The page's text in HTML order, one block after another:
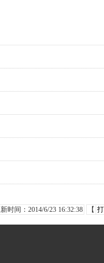
时间：2014/6/23 16:32:38 【